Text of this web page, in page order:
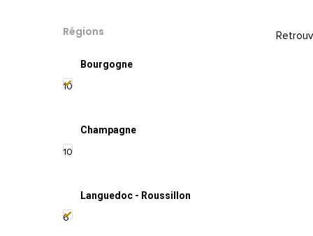
Régions
Bourgogne
10
Champagne
10
Languedoc - Roussillon
6